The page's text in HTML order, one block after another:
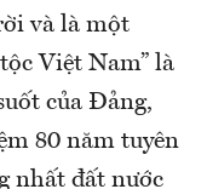
và là một
Việt Nam” là
của Đảng,
80 năm tuyên
nhất đất nước